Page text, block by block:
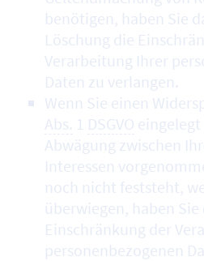
benötigen, haben Sie
Löschung die
Verarbeitung Ihrer
Daten zu verlangen.
Wenn Sie einen
Abs. 1 DSGVO eingelegt
Abwägung zwischen
Interessen
noch nicht feststeht,
überwiegen, haben Sie
Einschränkung der
personenbezogenen